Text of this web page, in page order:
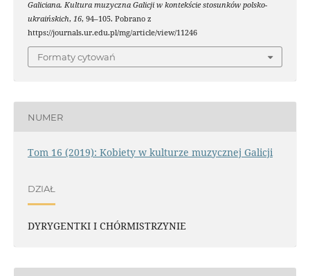
Galiciana. Kultura muzyczna Galicji w kontekście stosunków polsko-
ukraińskich, 16, 94–105. Pobrano z
https://journals.ur.edu.pl/mg/article/view/11246
Formaty cytowań
NUMER
Tom 16 (2019): Kobiety w kulturze muzycznej Galicji
DZIAŁ
DYRYGENTKI I CHÓRMISTRZYNIE